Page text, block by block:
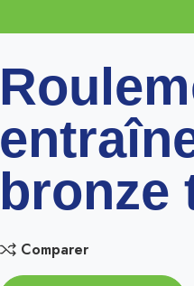
bronze
Comparer